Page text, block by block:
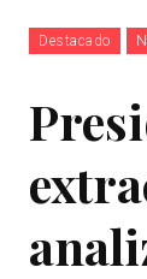
Destacado